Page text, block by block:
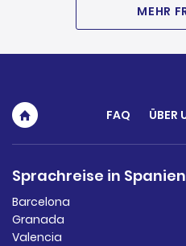
MEHR
FAQ ÜBER
Sprachreise in Spanien
Barcelona
Granada
Valencia